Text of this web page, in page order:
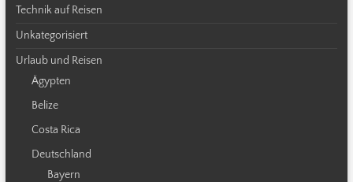
Technik auf Reisen
Unkategorisiert
Urlaub und Reisen
Ägypten
Belize
Costa Rica
Deutschland
Bayern